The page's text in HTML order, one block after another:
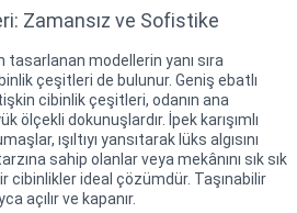
Zamansız ve Sofistike
modellerin yanı sıra
çeşitleri de bulunur. Geniş ebatlı
cibinlik çeşitleri, odanın ana
ölçekli dokunuşlardır. İpek karışımlı
ışıltıyı yansıtarak lüks algısını
sahip olanlar veya mekânını sık sık
cibinlikler ideal çözümdür. Taşınabilir
açılır ve kapanır.